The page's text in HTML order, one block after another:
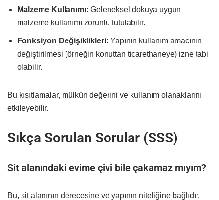
Malzeme Kullanımı: Geleneksel dokuya uygun
malzeme kullanımı zorunlu tutulabilir.
Fonksiyon Değişiklikleri: Yapının kullanım amacının
değiştirilmesi (örneğin konuttan ticarethaneye) izne tabi
olabilir.
Bu kısıtlamalar, mülkün değerini ve kullanım olanaklarını
etkileyebilir.
Sıkça Sorulan Sorular (SSS)
Sit alanındaki evime çivi bile çakamaz mıyım?
Bu, sit alanının derecesine ve yapının niteliğine bağlıdır.